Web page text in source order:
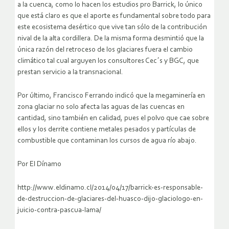
a la cuenca, como lo hacen los estudios pro Barrick, lo único
que está claro es que el aporte es fundamental sobre todo para
este ecosistema desértico que vive tan sólo de la contribución
nival de la alta cordillera. De la misma forma desmintió que la
única razón del retroceso de los glaciares fuera el cambio
climático tal cual arguyen los consultores Cec´s y BGC, que
prestan servicio a la transnacional.
Por último, Francisco Ferrando indicó que la megaminería en
zona glaciar no solo afecta las aguas de las cuencas en
cantidad, sino también en calidad, pues el polvo que cae sobre
ellos y los derrite contiene metales pesados y partículas de
combustible que contaminan los cursos de agua río abajo.
Por El Dínamo
http://www.eldinamo.cl/2014/04/17/barrick-es-responsable-
de-destruccion-de-glaciares-del-huasco-dijo-glaciologo-en-
juicio-contra-pascua-lama/